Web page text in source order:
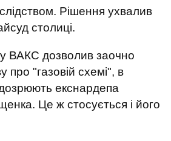
Рішення ухвалив
столиці.
ВАКС дозволив заочно
про "газовій схемі", в
екснардепа
Це ж стосується і його